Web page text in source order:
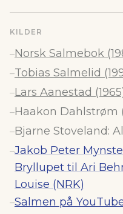
KILDER
–Norsk Salmebok
–Tobias Salmelid
–Lars Aanestad
–Haakon Dahlstrøm
–Bjarne Stoveland:
–Jakob Peter
Bryllupet til Ari
Louise (NRK)
–Salmen på